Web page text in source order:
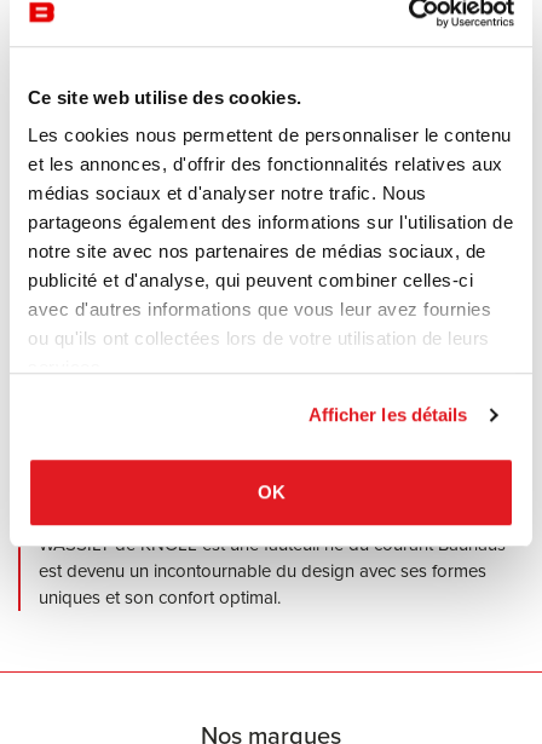
Ce site web utilise des cookies.
Les cookies nous permettent de personnaliser le contenu
et les annonces, d'offrir des fonctionnalités relatives aux
médias sociaux et d'analyser notre trafic. Nous
partageons également des informations sur l'utilisation de
notre site avec nos partenaires de médias sociaux, de
publicité et d'analyse, qui peuvent combiner celles-ci
avec d'autres informations que vous leur avez fournies
ou qu'ils ont collectées lors de votre utilisation de leurs
Afficher les détails
OK
La forme de VIA de FRITZ HANSEN lui permet d’être
regroupée par paire pour créer un espace de conversation
WASSILY de KNOLL est une fauteuil né du courant Bauhaus
est devenu un incontournable du design avec ses formes
uniques et son confort optimal.
Nos marques